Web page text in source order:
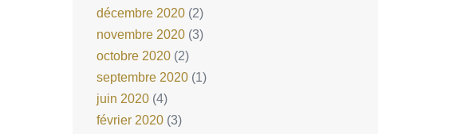
décembre 2020(2)
novembre 2020(3)
octobre 2020(2)
septembre 2020(1)
juin 2020(4)
février 2020(3)